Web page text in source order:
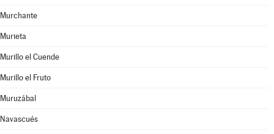
Murchante
Murieta
Murillo el Cuende
Murillo el Fruto
Muruzábal
Navascués